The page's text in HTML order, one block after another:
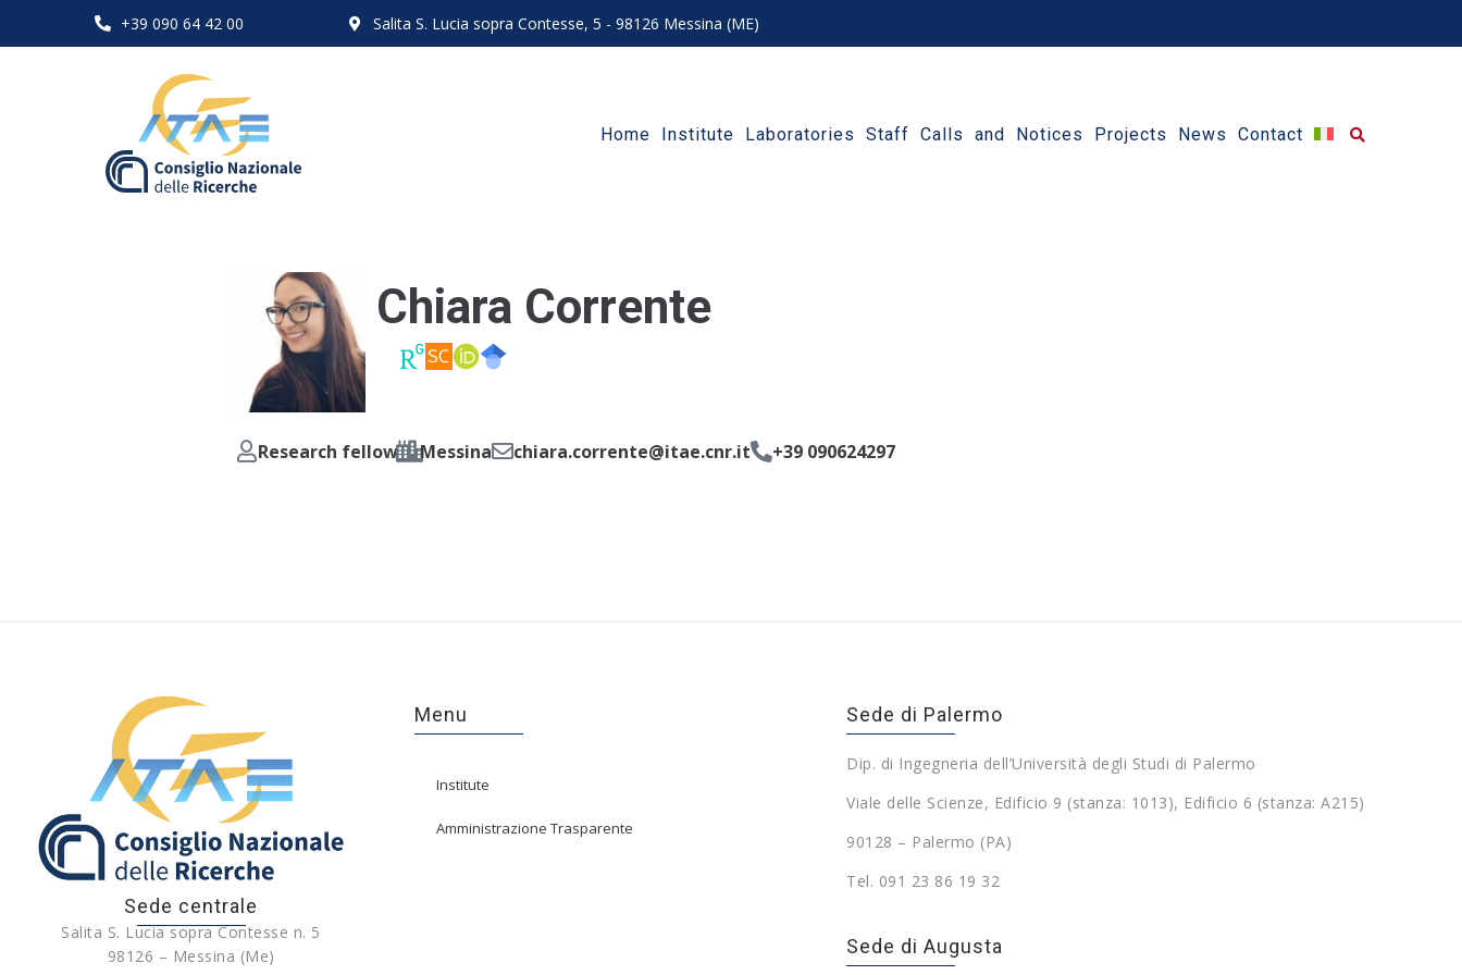
+39 090 64 42 00 Salita S. Lucia sopra Contesse, 5 - 98126 Messina (ME)
Home Institute Laboratories Staff Calls and Notices Projects News Contact
Chiara Corrente
Research fellow Messina chiara.corrente@itae.cnr.it +39 090624297
Sede centrale
Salita S. Lucia sopra Contesse n. 5
98126 – Messina (Me)
Menu
Institute
Amministrazione Trasparente
Sede di Palermo
Dip. di Ingegneria dell’Università degli Studi di Palermo
Viale delle Scienze, Edificio 9 (stanza: 1013), Edificio 6 (stanza: A215)
90128 – Palermo (PA)
Tel. 091 23 86 19 32
Sede di Augusta